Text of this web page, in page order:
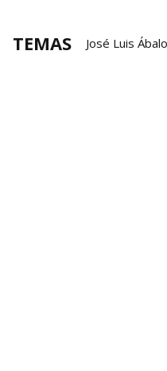
TEMAS José Luis